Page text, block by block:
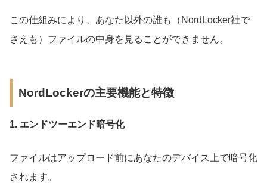
この仕組みにより、あなた以外の誰も（NordLocker社で
さえも）ファイルの中身を見ることができません。
NordLockerの主要機能と特徴
1. エンドツーエンド暗号化
ファイルはアップロード前にあなたのデバイス上で暗号化
されます。